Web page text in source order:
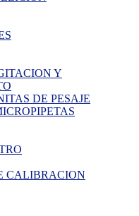
Y
DE PESAJE
CALIBRACION